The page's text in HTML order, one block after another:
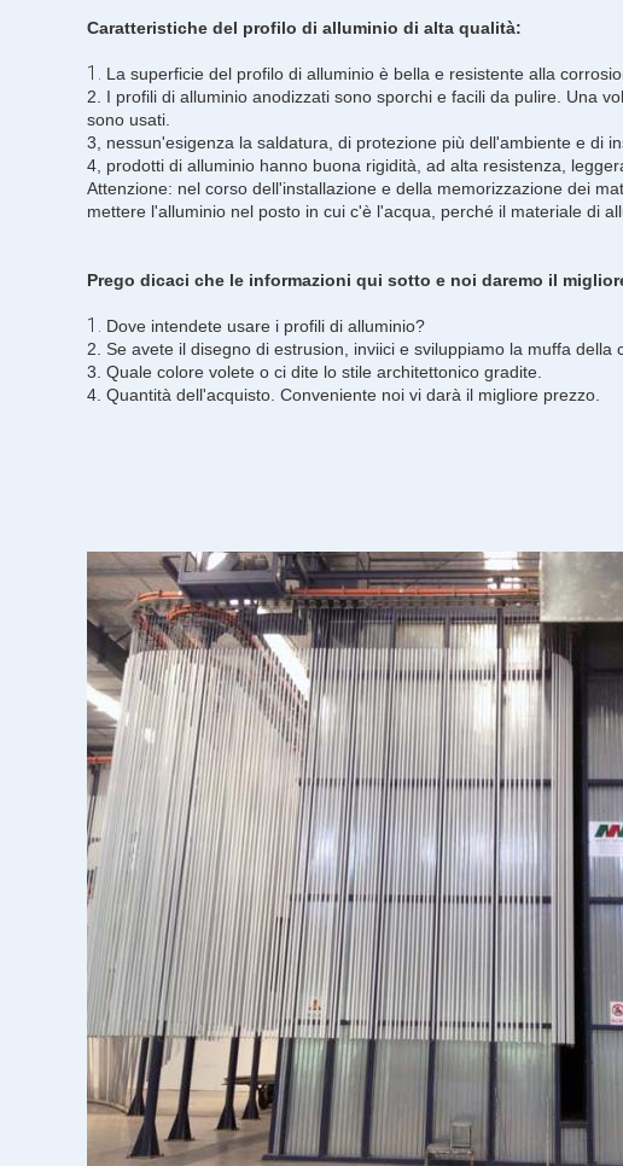
Caratteristiche del profilo di alluminio di alta qualità:
1. La superficie del profilo di alluminio è bella e resistente alla
2. I profili di alluminio anodizzati sono sporchi e facili da pulire. Una
sono usati.
3, nessun'esigenza la saldatura, di protezione più dell'ambiente e di
4, prodotti di alluminio hanno buona rigidità, ad alta resistenza,
Attenzione: nel corso dell'installazione e della memorizzazione dei
mettere l'alluminio nel posto in cui c'è l'acqua, perché il materiale di
Prego dicaci che le informazioni qui sotto e noi daremo il
1. Dove intendete usare i profili di alluminio?
2. Se avete il disegno di estrusion, inviici e sviluppiamo la muffa della
3. Quale colore volete o ci dite lo stile architettonico gradite.
4. Quantità dell'acquisto. Conveniente noi vi darà il migliore prezzo.